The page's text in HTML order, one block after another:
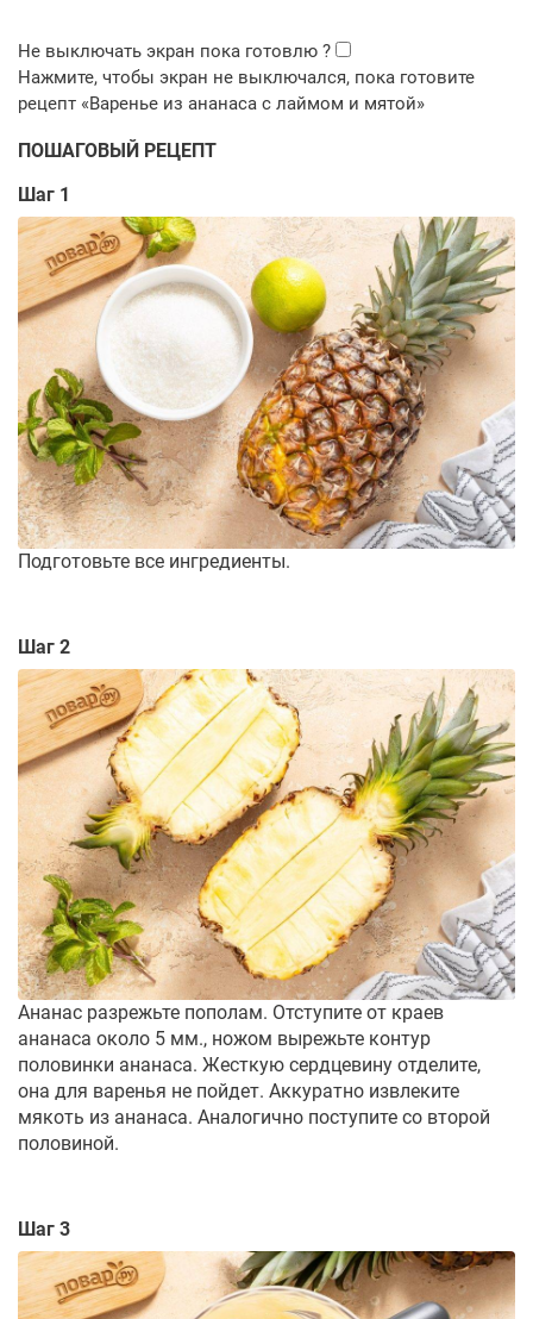
ПОШАГОВЫЙ РЕЦЕПТ
Шаг 1
Подготовьте все ингредиенты.
Шаг 2
Ананас разрежьте пополам. Отступите от краев
ананаса около 5 мм., ножом вырежьте контур
половинки ананаса. Жесткую сердцевину отделите,
она для варенья не пойдет. Аккуратно извлеките
мякоть из ананаса. Аналогично поступите со второй
половиной.
Шаг 3